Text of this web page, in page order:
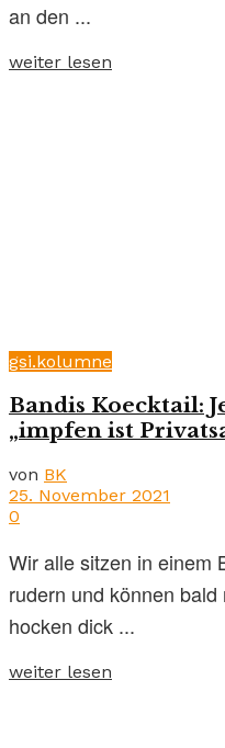
an den ...
weiter lesen
gsi.kolumne
Bandis Koecktail:
„impfen ist
von BK
25. November 2021
0
Wir alle sitzen in einem
rudern und können
hocken dick ...
weiter lesen